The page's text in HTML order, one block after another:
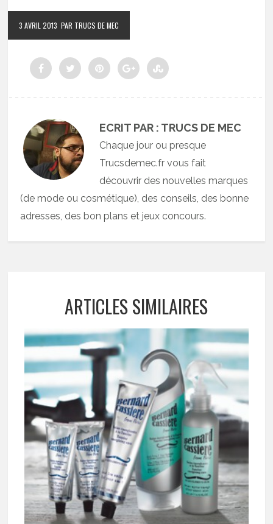
3 AVRIL 2013 PAR TRUCS DE MEC
ECRIT PAR : TRUCS DE MEC
Chaque jour ou presque
Trucsdemec.fr vous fait
découvrir des nouvelles marques
(de mode ou cosmétique), des conseils, des bonne
adresses, des bon plans et jeux concours.
ARTICLES SIMILAIRES